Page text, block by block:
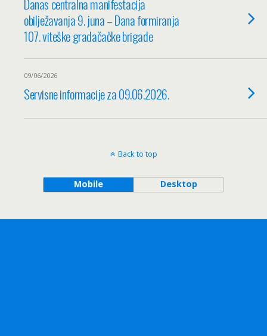
Danas centralna manifestacija
obilježavanja 9. juna – Dana formiranja
107. viteške gradačačke brigade
09/06/2026
Servisne informacije za 09.06.2026.
Back to top
Mobile Desktop